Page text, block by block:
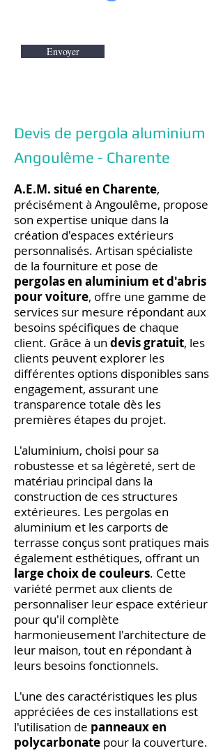
Envoyer
Devis de pergola aluminium
Angoulême - Charente
A.E.M. situé en Charente,
précisément à Angoulême, propose
son expertise unique dans la
création d'espaces extérieurs
personnalisés. Artisan spécialiste
de la fourniture et pose de
pergolas en aluminium et d'abris
pour voiture, offre une gamme de
services sur mesure répondant aux
besoins spécifiques de chaque
client. Grâce à un devis gratuit, les
clients peuvent explorer les
différentes options disponibles sans
engagement, assurant une
transparence totale dès les
premières étapes du projet.
L'aluminium, choisi pour sa
robustesse et sa légèreté, sert de
matériau principal dans la
construction de ces structures
extérieures. Les pergolas en
aluminium et les carports de
terrasse conçus sont pratiques mais
également esthétiques, offrant un
large choix de couleurs. Cette
variété permet aux clients de
personnaliser leur espace extérieur
pour qu'il complète
harmonieusement l'architecture de
leur maison, tout en répondant à
leurs besoins fonctionnels.
L'une des caractéristiques les plus
appréciées de ces installations est
l'utilisation de panneaux en
polycarbonate pour la couverture.